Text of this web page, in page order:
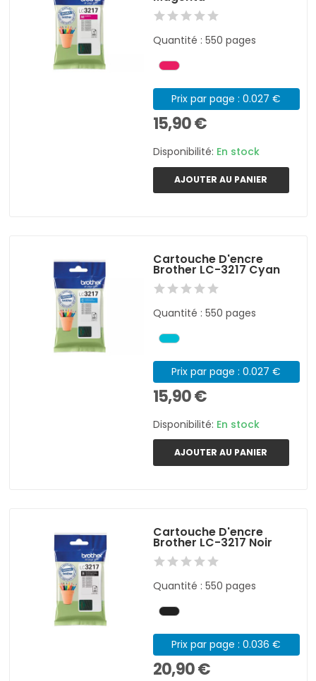
Quantité : 550 pages
Prix par page : 0.027 €
15,90 €
Disponibilité: En stock
AJOUTER AU PANIER
Cartouche D'encre
Brother LC-3217 Cyan
Quantité : 550 pages
Prix par page : 0.027 €
15,90 €
Disponibilité: En stock
AJOUTER AU PANIER
Cartouche D'encre
Brother LC-3217 Noir
Quantité : 550 pages
Prix par page : 0.036 €
20,90 €